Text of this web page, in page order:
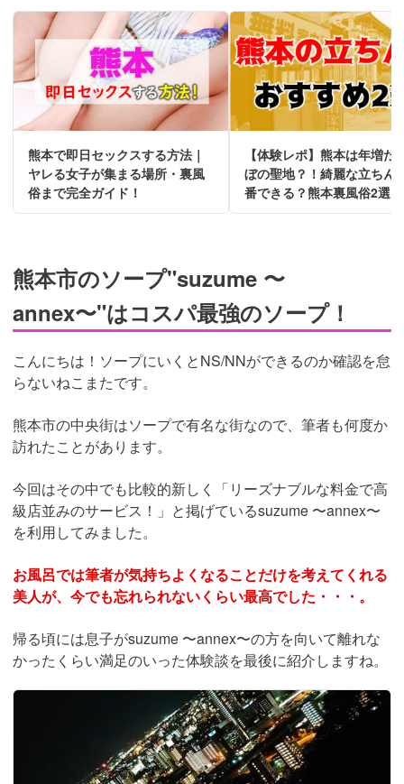
熊本で即日セックスする方法｜
ヤレる女子が集まる場所・裏風
俗まで完全ガイド！
【体験レポ】熊本は年増た
ぼの聖地？！綺麗な立ちん
番できる？熊本裏風俗2選！
熊本市のソープ"suzume 〜
annex〜"はコスパ最強のソープ！
こんにちは！ソープにいくとNS/NNができるのか確認を怠
らないねこまたです。
熊本市の中央街はソープで有名な街なので、筆者も何度か
訪れたことがあります。
今回はその中でも比較的新しく「リーズナブルな料金で高
級店並みのサービス！」と掲げているsuzume 〜annex〜
を利用してみました。
お風呂では筆者が気持ちよくなることだけを考えてくれる
美人が、今でも忘れられないくらい最高でした・・・。
帰る頃には息子がsuzume 〜annex〜の方を向いて離れな
かったくらい満足のいった体験談を最後に紹介しますね。